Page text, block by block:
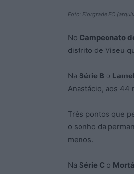
Foto: Florgrade FC
No Campeonato
distrito de Viseu
Na Série B o
Anastácio, aos 44
Três pontos que
o sonho da
menos.
Na Série C o